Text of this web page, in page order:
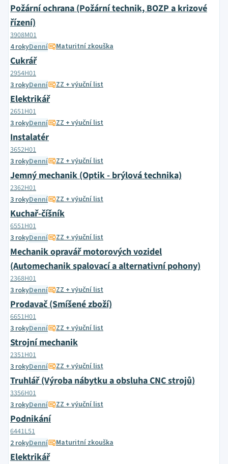
Požární ochrana (Požární technik, BOZP a krizové
řízení)
3908M01
4 rokyDenní Maturitní zkouška
Cukrář
2954H01
3 rokyDenní ZZ + výuční list
Elektrikář
2651H01
3 rokyDenní ZZ + výuční list
Instalatér
3652H01
3 rokyDenní ZZ + výuční list
Jemný mechanik (Optik - brýlová technika)
2362H01
3 rokyDenní ZZ + výuční list
Kuchař-číšník
6551H01
3 rokyDenní ZZ + výuční list
Mechanik opravář motorových vozidel
(Automechanik spalovací a alternativní pohony)
2368H01
3 rokyDenní ZZ + výuční list
Prodavač (Smíšené zboží)
6651H01
3 rokyDenní ZZ + výuční list
Strojní mechanik
2351H01
3 rokyDenní ZZ + výuční list
Truhlář (Výroba nábytku a obsluha CNC strojů)
3356H01
3 rokyDenní ZZ + výuční list
Podnikání
6441L51
2 rokyDenní Maturitní zkouška
Elektrikář